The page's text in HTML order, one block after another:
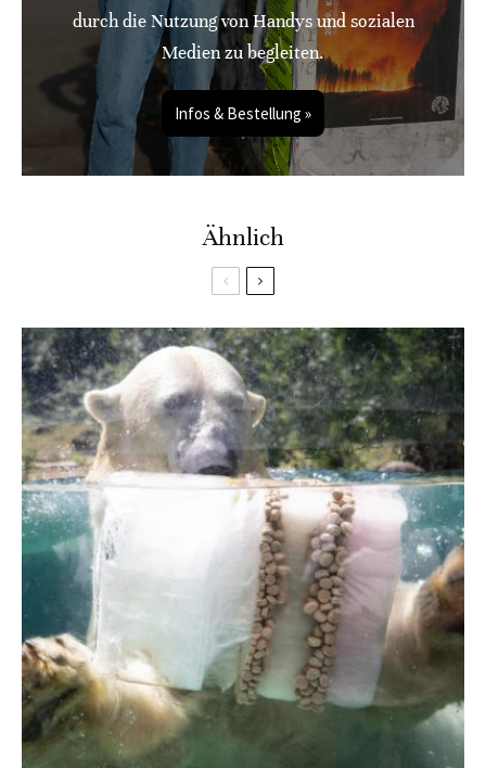
durch die Nutzung von Handys und sozialen
Medien zu begleiten.
Infos & Bestellung »
Ähnlich